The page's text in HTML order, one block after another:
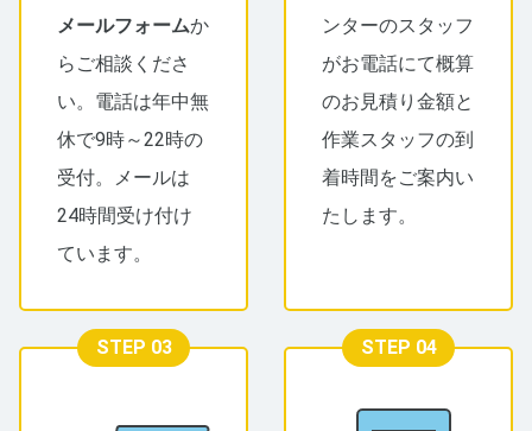
メールフォームか
らご相談くださ
い。電話は年中無
休で9時～22時の
受付。メールは
24時間受け付け
ています。
ンターのスタッフ
がお電話にて概算
のお見積り金額と
作業スタッフの到
着時間をご案内い
たします。
STEP 03 STEP 04